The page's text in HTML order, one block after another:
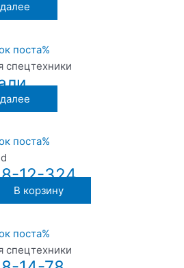
спецтехники
12-324
В корзину
спецтехники